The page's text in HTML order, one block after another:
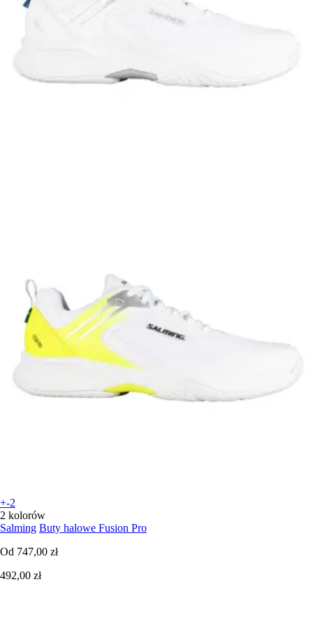
+-2
2 kolorów
Salming Buty halowe Fusion Pro
Od 747,00 zł
492,00 zł